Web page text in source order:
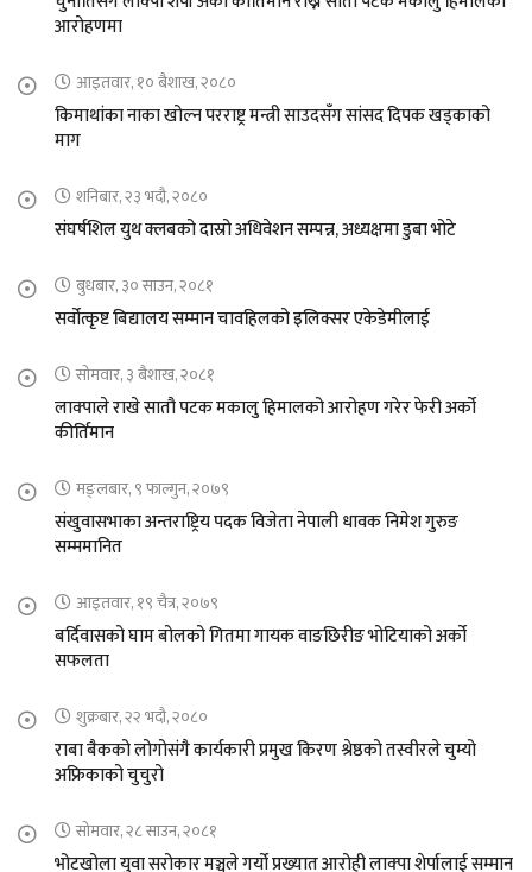
आरोहणमा
आइतवार, १० बैशाख, २०८०
किमाथांका नाका खोल्न परराष्ट्र मन्त्री साउदसँग सांसद दिपक खड्काको
माग
शनिबार, २३ भदौ, २०८०
संघर्षशिल युथ क्लबको दास्रो अधिवेशन सम्पन्न, अध्यक्षमा डुबा भोटे
बुधबार, ३० साउन, २०८१
सर्वोत्कृष्ट बिद्यालय सम्मान चावहिलको इलिक्सर एकेडेमीलाई
सोमवार, ३ बैशाख, २०८१
लाक्पाले राखे सातौ पटक मकालु हिमालको आरोहण गरेर फेरी अर्को
कीर्तिमान
मङ्लबार, ९ फाल्गुन, २०७९
संखुवासभाका अन्तराष्ट्रिय पदक विजेता नेपाली धावक निमेश गुरुङ
सम्ममानित
आइतवार, १९ चैत्र, २०७९
बर्दिवासको घाम बोलको गितमा गायक वाङछिरीङ भोटियाको अर्को
सफलता
शुक्रबार, २२ भदौ, २०८०
राबा बैकको लोगोसंगै कार्यकारी प्रमुख किरण श्रेष्ठको तस्वीरले चुम्यो
अफ्रिकाको चुचुरो
सोमवार, २८ साउन, २०८१
भोटखोला युवा सरोकार मञ्चले गर्यो प्रख्यात आरोही लाक्पा शेर्पालाई सम्मान